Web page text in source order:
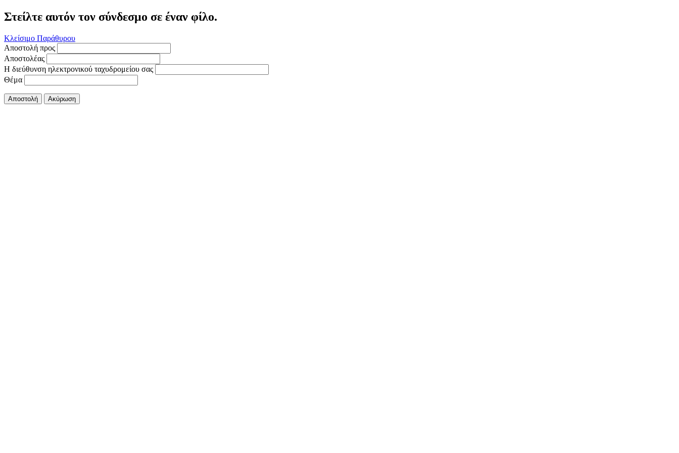
Στείλτε αυτόν τον σύνδεσμο σε έναν φίλο.
Κλείσιμο Παράθυρου
Αποστολή προς
Αποστολέας
Η διεύθυνση ηλεκτρονικού ταχυδρομείου σας
Θέμα
Αποστολή Ακύρωση